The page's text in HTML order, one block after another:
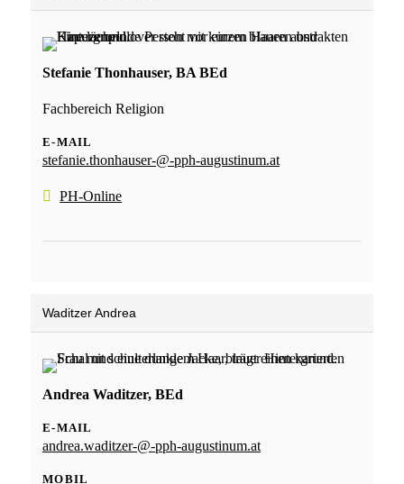
Stefanie Thonhauser, BA BEd
Fachbereich Religion
E-MAIL
stefanie.thonhauser-@-pph-augustinum.at
PH-Online
Waditzer Andrea
Andrea Waditzer, BEd
E-MAIL
andrea.waditzer-@-pph-augustinum.at
MOBIL